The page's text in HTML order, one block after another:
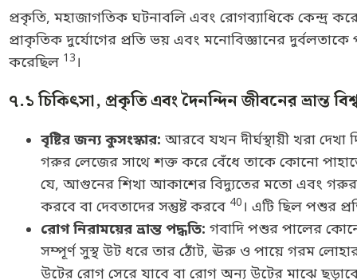
প্রকৃতি, মহাজাগতিক ঘটনাবলি এবং রোগব্যাধিকে কেন্দ্র
প্রাকৃতিক দুর্যোগের প্রতি ভয় এবং মনোবিজ্ঞানের
করেছিল 13 ।
৭.১ চিকিৎসা, প্রকৃতি এবং দৈনন্দিন জীবনের ভ্রান্ত
বৃষ্টির জন্য কুসংস্কার: আরবে যখন দীর্ঘস্থায়ী খরা
গরুর লেজের সাথে শক্ত করে বেঁধে তাকে কোনো
যে, আগুনের শিখা আকাশের বিদ্যুতের মতো এবং গরুর
করবে বা দেবতাদের সন্তুষ্ট করবে 40 । এটি ছিল পশুর
রোগ নিরাময়ের ভ্রান্ত পদ্ধতি: গবাদি পশুর পালের
সম্পূর্ণ সুস্থ উট ধরে তার ঠোঁট, ঊরু ও পায়ে গরম লোহার
উটের রোগ সেরে যাবে বা রোগ অন্য উটের মাঝে